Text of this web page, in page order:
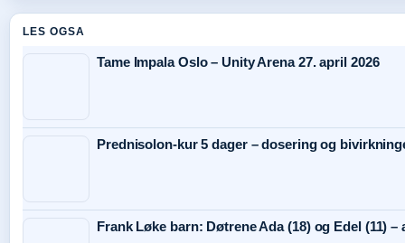
LES OGSA
Tame Impala Oslo – Unity Arena 27. april 2026
Prednisolon-kur 5 dager – dosering og
Frank Løke barn: Døtrene Ada (18) og Edel (11) –